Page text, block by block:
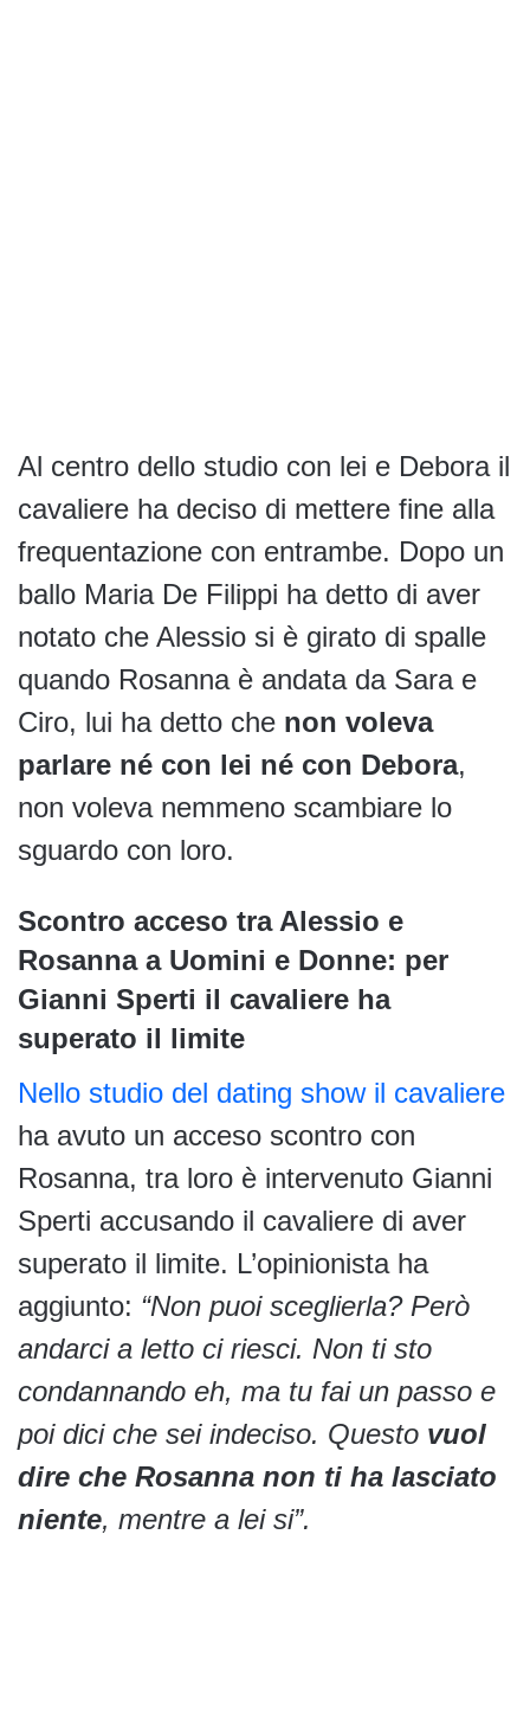
Al centro dello studio con lei e Debora il
cavaliere ha deciso di mettere fine alla
frequentazione con entrambe. Dopo un
ballo Maria De Filippi ha detto di aver
notato che Alessio si è girato di spalle
quando Rosanna è andata da Sara e
Ciro, lui ha detto che non voleva
parlare né con lei né con Debora,
non voleva nemmeno scambiare lo
sguardo con loro.
Scontro acceso tra Alessio e
Rosanna a Uomini e Donne: per
Gianni Sperti il cavaliere ha
superato il limite
Nello studio del dating show il cavaliere
ha avuto un acceso scontro con
Rosanna, tra loro è intervenuto Gianni
Sperti accusando il cavaliere di aver
superato il limite. L’opinionista ha
aggiunto: “Non puoi sceglierla? Però
andarci a letto ci riesci. Non ti sto
condannando eh, ma tu fai un passo e
poi dici che sei indeciso. Questo vuol
dire che Rosanna non ti ha lasciato
niente, mentre a lei si”.